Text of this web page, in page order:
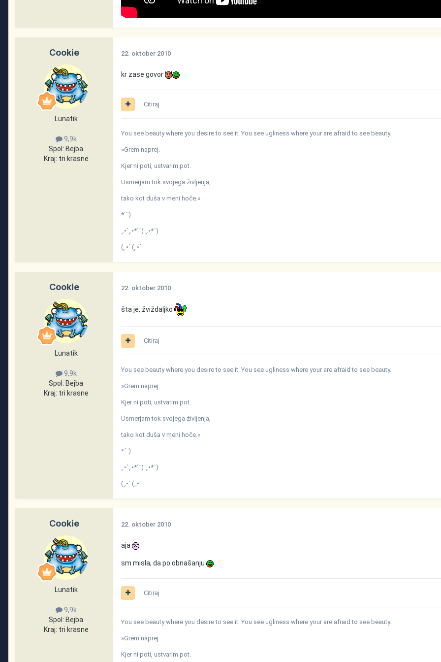
Cookie
Lunatik
9,9k
Spol: Bejba
Kraj: tri krasne
22. oktober 2010
kr zase govor
Citiraj
You see beauty where you desire to see it. You see ugliness where your are afraid to see beauty.
»Grem naprej.
Kjer ni poti, ustvarim pot.
Usmerjam tok svojega življenja,
tako kot duša v meni hoče.«
*´¨)
¸.•´¸.•*´¨) ¸.•*¨)
(¸.•´ (¸.•´
Cookie
Lunatik
9,9k
Spol: Bejba
Kraj: tri krasne
22. oktober 2010
šta je, žviždaljko
Citiraj
You see beauty where you desire to see it. You see ugliness where your are afraid to see beauty.
»Grem naprej.
Kjer ni poti, ustvarim pot.
Usmerjam tok svojega življenja,
tako kot duša v meni hoče.«
*´¨)
¸.•´¸.•*´¨) ¸.•*¨)
(¸.•´ (¸.•´
Cookie
Lunatik
9,9k
Spol: Bejba
Kraj: tri krasne
22. oktober 2010
aja
sm misla, da po obnašanju
Citiraj
You see beauty where you desire to see it. You see ugliness where your are afraid to see beauty.
»Grem naprej.
Kjer ni poti, ustvarim pot.